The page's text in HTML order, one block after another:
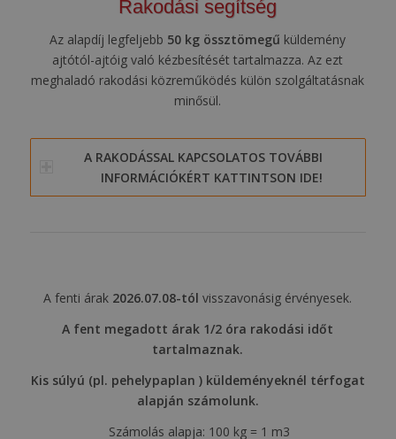
Rakodási segítség
Az alapdíj legfeljebb 50 kg össztömegű küldemény
ajtótól-ajtóig való kézbesítését tartalmazza. Az ezt
meghaladó rakodási közreműködés külön szolgáltatásnak
minősül.
A RAKODÁSSAL KAPCSOLATOS TOVÁBBI
INFORMÁCIÓKÉRT KATTINTSON IDE!
A fenti árak 2026.07.08-tól visszavonásig érvényesek.
A fent megadott árak 1/2 óra rakodási időt
tartalmaznak.
Kis súlyú (pl. pehelypaplan ) küldeményeknél térfogat
alapján számolunk.
Számolás alapja: 100 kg = 1 m3